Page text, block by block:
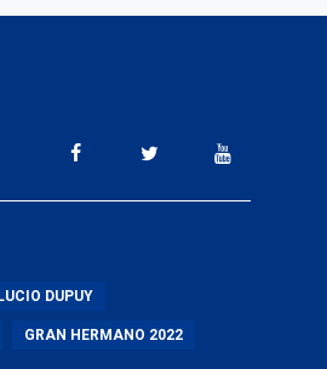
LUCIO DUPUY
GRAN HERMANO 2022